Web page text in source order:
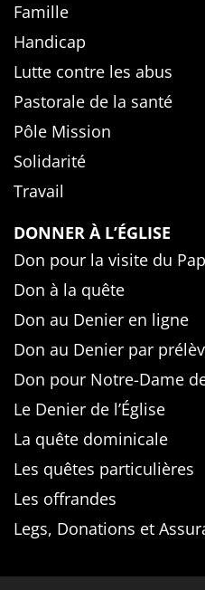
Famille
Handicap
Lutte contre les abus
Pastorale de la santé
Pôle Mission
Solidarité
Travail
DONNER À L’ÉGLISE
Don pour la visite du
Don à la quête
Don au Denier en ligne
Don au Denier par
Don pour Notre-Dame
Le Denier de l’Église
La quête dominicale
Les quêtes particulières
Les offrandes
Legs, Donations et